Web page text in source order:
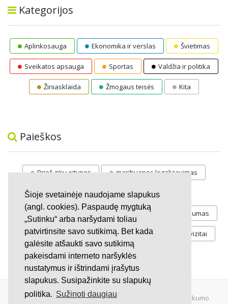
Šioje svetainėje naudojame slapukus
(angl. cookies). Paspaudę mygtuką
„Sutinku“ arba naršydami toliau
patvirtinsite savo sutikimą. Bet kada
galėsite atšaukti savo sutikimą
pakeisdami interneto naršyklės
nustatymus ir ištrindami įrašytus
slapukus. Susipažinkite su slapukų
politika. Sužinoti daugiau
Kategorijos
Aplinkosauga Ekonomika ir verslas Švietimas
Sveikatos apsauga Sportas Valdžia ir politika
Žiniasklaida Žmogaus teisės Kita
Paieškos
Prieš gėju eitynes marihuanos legalizavimas
STOP vaiku atemimas
Pilnos moksleivių vasaros atostogos referendumas
Keliu jaunystės Valandos Rekvizitai
Investicijos
© 2007 - 2026 Ne pelno siekianti organizacija VŠĮ "Pilietiškumo